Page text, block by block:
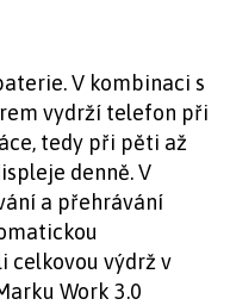
V kombinaci s
vydrží telefon při
tedy při pěti až
denně. V
a přehrávání
celkovou výdrž v
Work 3.0